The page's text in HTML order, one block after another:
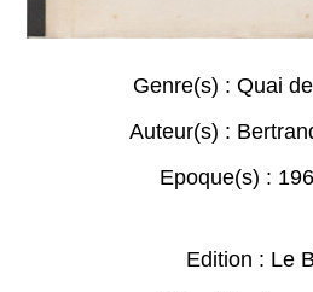
Genre(s) : Quai
Auteur(s) :
Epoque(s) :
Edition : Le